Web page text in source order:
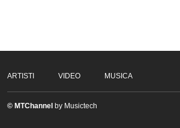
ARTISTI VIDEO MUSICA
© MTChannel by Musictech